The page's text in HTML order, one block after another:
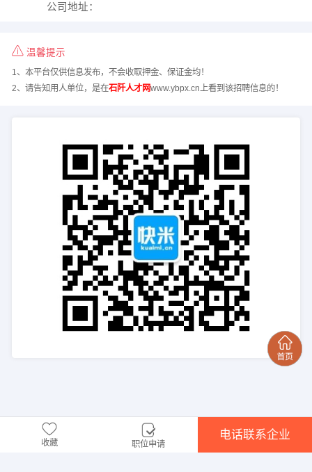
公司地址：
温馨提示
1、本平台仅供信息发布，不会收取押金、保证金均！
2、请告知用人单位，是在石阡人才网www.ybpx.cn上看到该招聘信息的！
收藏 职位申请
电话联系企业